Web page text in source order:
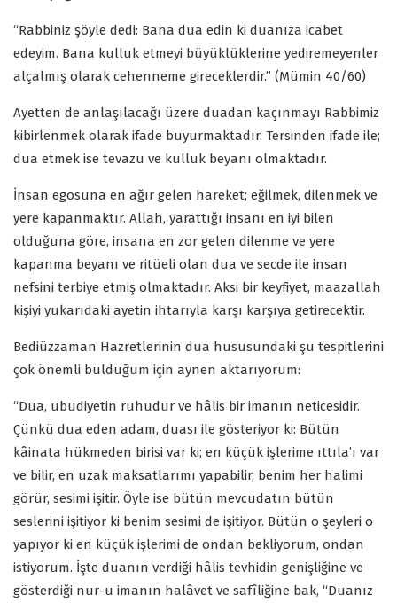
“Rabbiniz şöyle dedi: Bana dua edin ki duanıza icabet
edeyim. Bana kulluk etmeyi büyüklüklerine yediremeyenler
alçalmış olarak cehenneme gireceklerdir.” (Mümin 40/60)
Ayetten de anlaşılacağı üzere duadan kaçınmayı Rabbimiz
kibirlenmek olarak ifade buyurmaktadır. Tersinden ifade ile;
dua etmek ise tevazu ve kulluk beyanı olmaktadır.
İnsan egosuna en ağır gelen hareket; eğilmek, dilenmek ve
yere kapanmaktır. Allah, yarattığı insanı en iyi bilen
olduğuna göre, insana en zor gelen dilenme ve yere
kapanma beyanı ve ritüeli olan dua ve secde ile insan
nefsini terbiye etmiş olmaktadır. Aksi bir keyfiyet, maazallah
kişiyi yukarıdaki ayetin ihtarıyla karşı karşıya getirecektir.
Bediüzzaman Hazretlerinin dua hususundaki şu tespitlerini
çok önemli bulduğum için aynen aktarıyorum:
“Dua, ubudiyetin ruhudur ve hâlis bir imanın neticesidir.
Çünkü dua eden adam, duası ile gösteriyor ki: Bütün
kâinata hükmeden birisi var ki; en küçük işlerime ıttıla’ı var
ve bilir, en uzak maksatlarımı yapabilir, benim her halimi
görür, sesimi işitir. Öyle ise bütün mevcudatın bütün
seslerini işitiyor ki benim sesimi de işitiyor. Bütün o şeyleri o
yapıyor ki en küçük işlerimi de ondan bekliyorum, ondan
istiyorum. İşte duanın verdiği hâlis tevhidin genişliğine ve
gösterdiği nur-u imanın halâvet ve safîliğine bak, “Duanız